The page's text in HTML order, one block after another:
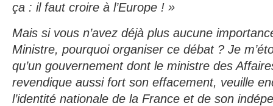
ça : il faut croire à l’Europe ! »
Mais si vous n’avez déjà plus aucune
Ministre, pourquoi organiser ce débat ? Je
qu’un gouvernement dont le ministre des
revendique aussi fort son effacement, veuille
l’identité nationale de la France et de son